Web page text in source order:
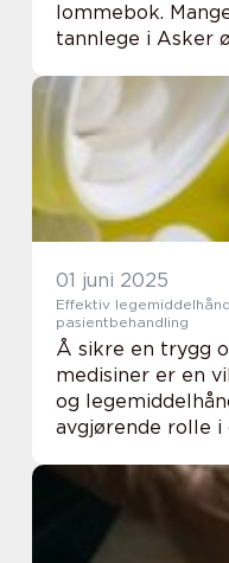
lommebok.
tannlege i Asker
de blir tatt på
01 juni 2025
Effektiv
pasientbehandling
Å sikre en trygg
medisiner er en
og
avgjørende rolle i
avgjørende å